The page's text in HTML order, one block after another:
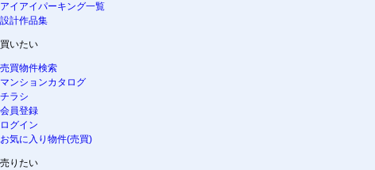
アイアイパーキング一覧
設計作品集
買いたい
売買物件検索
マンションカタログ
チラシ
会員登録
ログイン
お気に入り物件(売買)
売りたい